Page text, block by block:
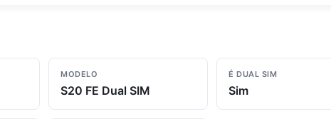
MODELO
S20 FE Dual SIM
É DUAL SIM
Sim